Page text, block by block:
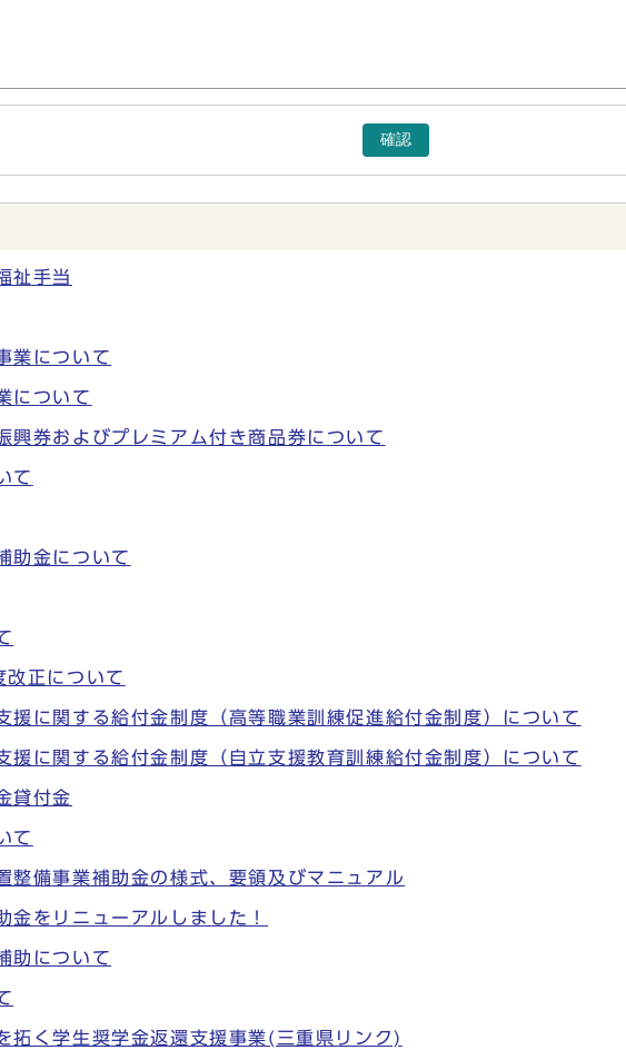
確認
祉手当
業について
について
券およびプレミアム付き商品券について
て
助金について
正について
援に関する給付金制度（高等職業訓練促進給付金制度）について
援に関する給付金制度（自立支援教育訓練給付金制度）について
貸付金
て
整備事業補助金の様式、要領及びマニュアル
金をリニューアルしました！
助について
拓く学生奨学金返還支援事業(三重県リンク)